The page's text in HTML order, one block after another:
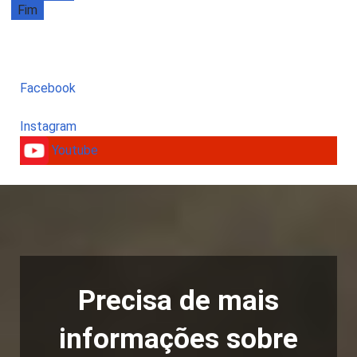
Fim
Facebook
Instagram
Youtube
Precisa de mais
informações sobre